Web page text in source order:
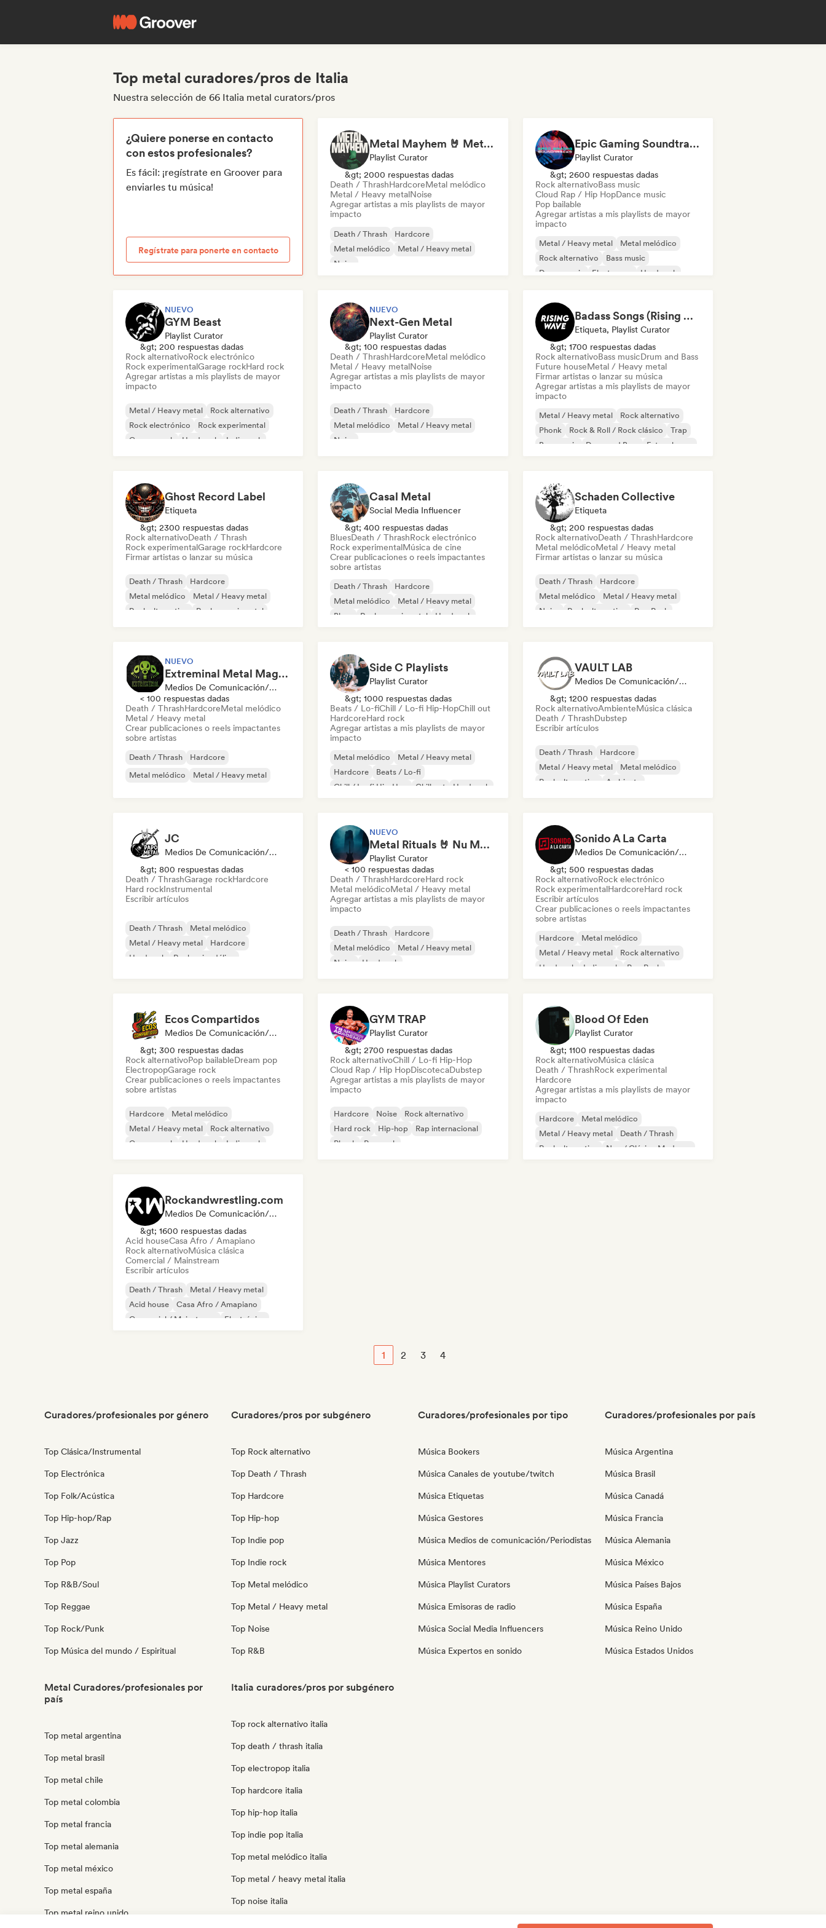
Top metal curadores/pros de Italia
Nuestra selección de 66 Italia metal curators/pros
¿Quiere ponerse en contacto
con estos profesionales?
Es fácil: ¡regístrate en Groover para
enviarles tu música!
Regístrate para ponerte en contacto
Metal Mayhem 🤘 Metalcore, Deathcore & Progressive Metal
Playlist Curator
&gt; 2000 respuestas dadas
Death / ThrashHardcoreMetal melódico
Metal / Heavy metalNoise
Agregar artistas a mis playlists de mayor
impacto
Death / Thrash
Hardcore
Metal melódico
Metal / Heavy metal
Noise
Epic Gaming Soundtracks
Playlist Curator
&gt; 2600 respuestas dadas
Rock alternativoBass music
Cloud Rap / Hip HopDance music
Pop bailable
Agregar artistas a mis playlists de mayor
impacto
Metal / Heavy metal
Metal melódico
Rock alternativo
Bass music
Dance music
Electropop
Hard rock
NUEVO
GYM Beast
Playlist Curator
&gt; 200 respuestas dadas
Rock alternativoRock electrónico
Rock experimentalGarage rockHard rock
Agregar artistas a mis playlists de mayor
impacto
Metal / Heavy metal
Rock alternativo
Rock electrónico
Rock experimental
Garage rock
Hard rock
Indie rock
NUEVO
Next-Gen Metal
Playlist Curator
&gt; 100 respuestas dadas
Death / ThrashHardcoreMetal melódico
Metal / Heavy metalNoise
Agregar artistas a mis playlists de mayor
impacto
Death / Thrash
Hardcore
Metal melódico
Metal / Heavy metal
Noise
Badass Songs (Rising Wave Records)
Etiqueta, Playlist Curator
&gt; 1700 respuestas dadas
Rock alternativoBass musicDrum and Bass
Future houseMetal / Heavy metal
Firmar artistas o lanzar su música
Agregar artistas a mis playlists de mayor
impacto
Metal / Heavy metal
Rock alternativo
Phonk
Rock & Roll / Rock clásico
Trap
Bass music
Drum and Bass Future house
Ghost Record Label
Etiqueta
&gt; 2300 respuestas dadas
Rock alternativoDeath / Thrash
Rock experimentalGarage rockHardcore
Firmar artistas o lanzar su música
Death / Thrash
Hardcore
Metal melódico
Metal / Heavy metal
Rock alternativo
Rock experimental
Casal Metal
Social Media Influencer
&gt; 400 respuestas dadas
BluesDeath / ThrashRock electrónico
Rock experimentalMúsica de cine
Crear publicaciones o reels impactantes
sobre artistas
Death / Thrash
Hardcore
Metal melódico
Metal / Heavy metal
Blues
Rock experimental
Hard rock
Schaden Collective
Etiqueta
&gt; 200 respuestas dadas
Rock alternativoDeath / ThrashHardcore
Metal melódicoMetal / Heavy metal
Firmar artistas o lanzar su música
Death / Thrash
Hardcore
Metal melódico
Metal / Heavy metal
Noise
Rock alternativo
Pop Punk
NUEVO
Extreminal Metal Magazine & TV
Medios De Comunicación/Periodista
< 100 respuestas dadas
Death / ThrashHardcoreMetal melódico
Metal / Heavy metal
Crear publicaciones o reels impactantes
sobre artistas
Death / Thrash
Hardcore
Metal melódico
Metal / Heavy metal
Side C Playlists
Playlist Curator
&gt; 1000 respuestas dadas
Beats / Lo-fiChill / Lo-fi Hip-HopChill out
HardcoreHard rock
Agregar artistas a mis playlists de mayor
impacto
Metal melódico
Metal / Heavy metal
Hardcore
Beats / Lo-fi
Chill / Lo-fi Hip-Hop
Chill out
Hard rock
VAULT LAB
Medios De Comunicación/Periodista
&gt; 1200 respuestas dadas
Rock alternativoAmbienteMúsica clásica
Death / ThrashDubstep
Escribir artículos
Death / Thrash
Hardcore
Metal / Heavy metal
Metal melódico
Rock alternativo
Ambiente
JC
Medios De Comunicación/Periodista
&gt; 800 respuestas dadas
Death / ThrashGarage rockHardcore
Hard rockInstrumental
Escribir artículos
Death / Thrash
Metal melódico
Metal / Heavy metal
Hardcore
Hard rock
Rock psicodélico
NUEVO
Metal Rituals 🤘 Nu Metal, Alt Metal & Progressive Metal
Playlist Curator
< 100 respuestas dadas
Death / ThrashHardcoreHard rock
Metal melódicoMetal / Heavy metal
Agregar artistas a mis playlists de mayor
impacto
Death / Thrash
Hardcore
Metal melódico
Metal / Heavy metal
Noise
Hard rock
Sonido A La Carta
Medios De Comunicación/Periodista
&gt; 500 respuestas dadas
Rock alternativoRock electrónico
Rock experimentalHardcoreHard rock
Escribir artículos
Crear publicaciones o reels impactantes
sobre artistas
Hardcore
Metal melódico
Metal / Heavy metal
Rock alternativo
Hard rock
Indie rock
Pop Punk
Ecos Compartidos
Medios De Comunicación/Periodista
&gt; 300 respuestas dadas
Rock alternativoPop bailableDream pop
ElectropopGarage rock
Crear publicaciones o reels impactantes
sobre artistas
Hardcore
Metal melódico
Metal / Heavy metal
Rock alternativo
Garage rock
Hard rock
Indie rock
GYM TRAP
Playlist Curator
&gt; 2700 respuestas dadas
Rock alternativoChill / Lo-fi Hip-Hop
Cloud Rap / Hip HopDiscotecaDubstep
Agregar artistas a mis playlists de mayor
impacto
Hardcore Noise
Rock alternativo
Hard rock
Hip-hop
Rap internacional
Phonk
Pop rock
Blood Of Eden
Playlist Curator
&gt; 1100 respuestas dadas
Rock alternativoMúsica clásica
Death / ThrashRock experimental
Hardcore
Agregar artistas a mis playlists de mayor
impacto
Hardcore
Metal melódico
Metal / Heavy metal
Death / Thrash
Rock alternativo
Neo / Clásico Moderno
Rockandwrestling.com
Medios De Comunicación/Periodista
&gt; 1600 respuestas dadas
Acid houseCasa Afro / Amapiano
Rock alternativoMúsica clásica
Comercial / Mainstream
Escribir artículos
Death / Thrash
Metal / Heavy metal
Acid house
Casa Afro / Amapiano
Comercial / Mainstream
Electrónica
1 2 3 4
Curadores/profesionales por género
Top Clásica/Instrumental
Top Electrónica
Top Folk/Acústica
Top Hip-hop/Rap
Top Jazz
Top Pop
Top R&B/Soul
Top Reggae
Top Rock/Punk
Top Música del mundo / Espiritual
Curadores/pros por subgénero
Top Rock alternativo
Top Death / Thrash
Top Hardcore
Top Hip-hop
Top Indie pop
Top Indie rock
Top Metal melódico
Top Metal / Heavy metal
Top Noise
Top R&B
Curadores/profesionales por tipo
Música Bookers
Música Canales de youtube/twitch
Música Etiquetas
Música Gestores
Música Medios de comunicación/Periodistas
Música Mentores
Música Playlist Curators
Música Emisoras de radio
Música Social Media Influencers
Música Expertos en sonido
Curadores/profesionales por país
Música Argentina
Música Brasil
Música Canadá
Música Francia
Música Alemania
Música México
Música Países Bajos
Música España
Música Reino Unido
Música Estados Unidos
Metal Curadores/profesionales por
país
Top metal argentina
Top metal brasil
Top metal chile
Top metal colombia
Top metal francia
Top metal alemania
Top metal méxico
Top metal españa
Top metal reino unido
Italia curadores/pros por subgénero
Top rock alternativo italia
Top death / thrash italia
Top electropop italia
Top hardcore italia
Top hip-hop italia
Top indie pop italia
Top metal melódico italia
Top metal / heavy metal italia
Top noise italia